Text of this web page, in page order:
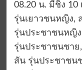
08.20 น. มีชิง
รุ่นเยาวชนหญิง,
รุ่นประชาชนหญิ
รุ่นประชาชนชาย
สัน รุ่นประชาชน